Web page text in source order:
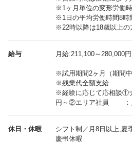
※1ヶ月単位の変形労働
※1日の平均労働時間8時
※22時以降は18歳以上の
給与 月給:211,100～280,000円
※試用期間2ヶ月（期間中
※残業代全額支給
※経験に応じて応相談①
休日・休暇
シフト制／月8日以上,夏
慶弔休暇